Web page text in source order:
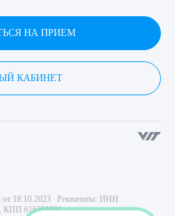
НА ПРИЕМ
КАБИНЕТ
от 18.10.2023 Реквизиты: ИНН
КПП 616301001